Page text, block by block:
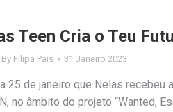
Teen Cria o Teu
By Filipa Pais 31 Janeiro 2023
25 de janeiro que Nelas recebeu
no âmbito do projeto “Wanted,